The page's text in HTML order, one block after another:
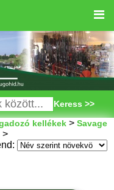
Keress >>
kellékek> Savage
>